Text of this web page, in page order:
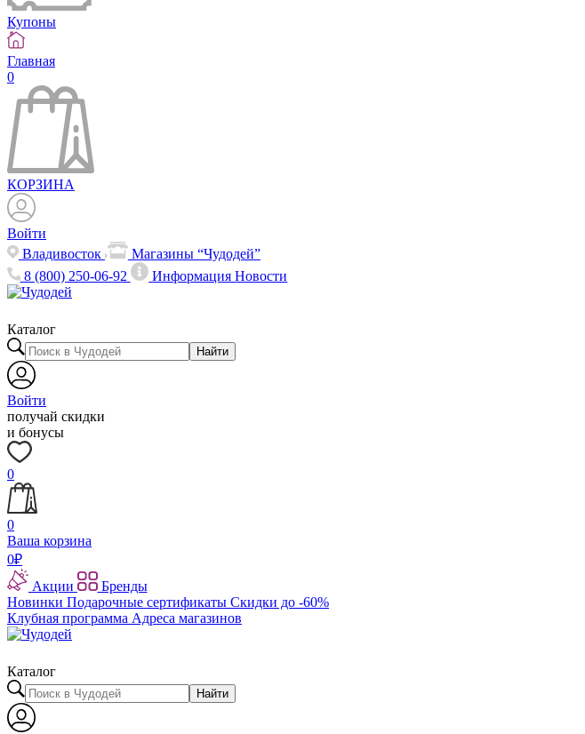
Купоны
Главная
0
КОРЗИНА
Войти
Владивосток
Магазины “Чудодей”
8 (800) 250-06-92
ИнформацияНовости
Каталог
Найти
Войти
получай скидки
и бонусы
0
0
Ваша корзина
0₽
Акции
Бренды
Новинки Подарочные сертификаты Скидки до -60%
Клубная программа Адреса магазинов
Каталог
Найти